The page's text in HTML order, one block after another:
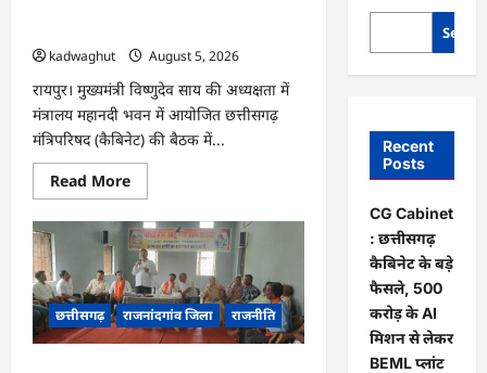
kadwaghut
August 5, 2026
रायपुर। मुख्यमंत्री विष्णुदेव साय की अध्यक्षता में
मंत्रालय महानदी भवन में आयोजित छत्तीसगढ़
मंत्रिपरिषद (कैबिनेट) की बैठक में...
Read MoreRead
more
CG
Cabinet
:
छत्तीसगढ़
कैबिनेट
के
बड़े
फैसले,
500
छत्तीसगढ़ राजनांदगांव जिला राजनीति
Recent
Posts
CG Cabinet
: छत्तीसगढ़
कैबिनेट के बड़े
फैसले, 500
करोड़ के AI
मिशन से लेकर
BEML प्लांट